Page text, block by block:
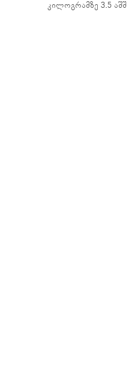
კილოგრამზე 3.5 აშშ